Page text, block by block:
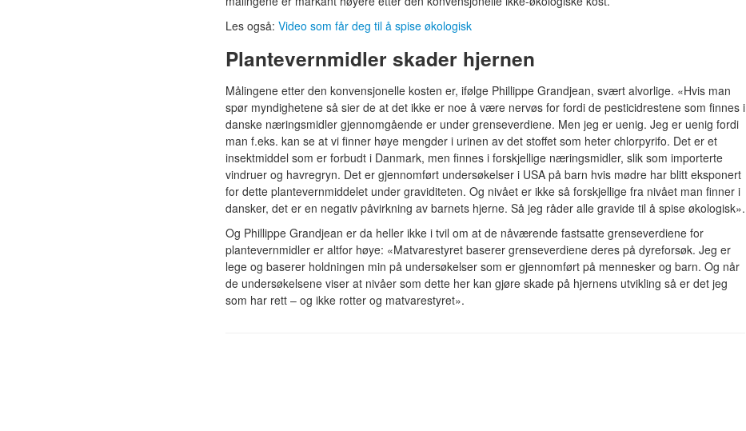
Les også: Video som får deg til å spise økologisk
Plantevernmidler skader hjernen
Målingene etter den konvensjonelle kosten er, ifølge Phillippe Grandjean, svært alvorlige. «Hvis man
spør myndighetene så sier de at det ikke er noe å være nervøs for fordi de pesticidrestene som finnes i
danske næringsmidler gjennomgående er under grenseverdiene. Men jeg er uenig. Jeg er uenig fordi
man f.eks. kan se at vi finner høye mengder i urinen av det stoffet som heter chlorpyrifo. Det er et
insektmiddel som er forbudt i Danmark, men finnes i forskjellige næringsmidler, slik som importerte
vindruer og havregryn. Det er gjennomført undersøkelser i USA på barn hvis mødre har blitt eksponert
for dette plantevernmiddelet under graviditeten. Og nivået er ikke så forskjellige fra nivået man finner i
dansker, det er en negativ påvirkning av barnets hjerne. Så jeg råder alle gravide til å spise økologisk».
Og Phillippe Grandjean er da heller ikke i tvil om at de nåværende fastsatte grenseverdiene for
plantevernmidler er altfor høye: «Matvarestyret baserer grenseverdiene deres på dyreforsøk. Jeg er
lege og baserer holdningen min på undersøkelser som er gjennomført på mennesker og barn. Og når
de undersøkelsene viser at nivåer som dette her kan gjøre skade på hjernens utvikling så er det jeg
som har rett – og ikke rotter og matvarestyret».